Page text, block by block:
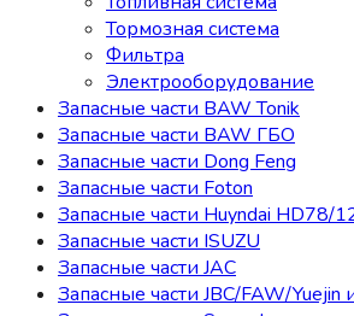
Тормозная система
Фильтра
Электрооборудование
Запасные части BAW Tonik
Запасные части BAW ГБО
Запасные части Dong Feng
Запасные части Foton
Запасные части Huyndai HD78/
Запасные части ISUZU
Запасные части JAC
Запасные части JBC/FAW/Yuejin